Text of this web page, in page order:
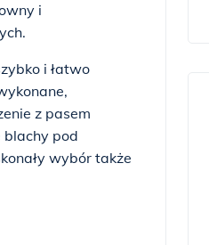
i
i łatwo
z pasem
blachy pod
wybór także